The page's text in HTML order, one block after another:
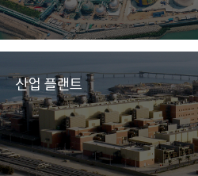
산업 플랜트